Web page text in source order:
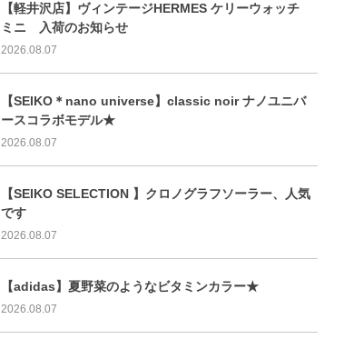
【軽井沢店】ヴィンテージHERMES ケリーウォッチ
ミニ 入荷のお知らせ
2026.08.07
【SEIKO＊nano universe】classic noir ナノユニバ
ースコラボモデル★
2026.08.07
【SEIKO SELECTION 】クロノグラフソーラー、人気
です
2026.08.07
【adidas】夏野菜のようなビタミンカラー★
2026.08.07